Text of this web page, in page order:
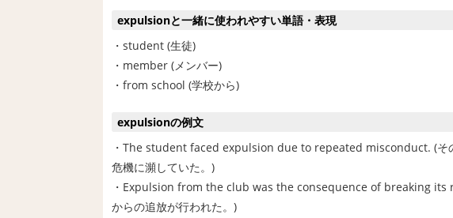
expulsionと一緒に使われやすい単語・表現
・student (生徒)
・member (メンバー)
・from school (学校から)
expulsionの例文
・The student faced expulsion due to repeated misconduct. (そ
危機に瀕していた。)
・Expulsion from the club was the consequence of breaking its
からの追放が行われた。)